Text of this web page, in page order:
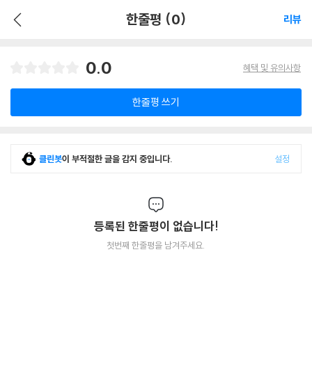
한줄평 (0) 리뷰
0.0 혜택 및 유의사항
한줄평 쓰기
클린봇이 부적절한 글을 감지 중입니다. 설정
등록된 한줄평이 없습니다!
첫번째 한줄평을 남겨주세요.